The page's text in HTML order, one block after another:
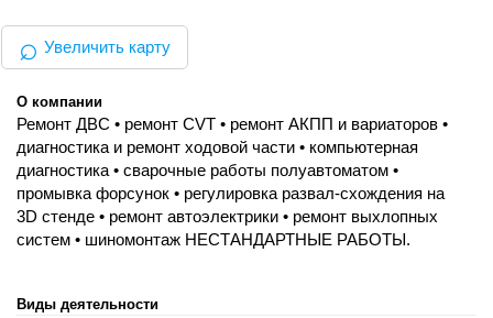
⌕ Увеличить карту
О компании
Ремонт ДВС • ремонт CVT • ремонт АКПП и вариаторов •
диагностика и ремонт ходовой части • компьютерная
диагностика • сварочные работы полуавтоматом •
промывка форсунок • регулировка развал-схождения на
3D стенде • ремонт автоэлектрики • ремонт выхлопных
систем • шиномонтаж НЕСТАНДАРТНЫЕ РАБОТЫ.
Виды деятельности